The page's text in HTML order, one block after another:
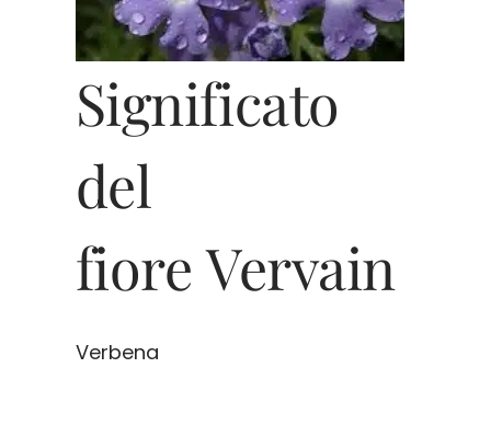
Significato
del
fiore Vervain
Verbena